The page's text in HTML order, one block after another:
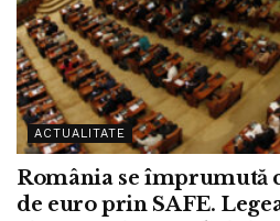
ACTUALITATE
România se împrumută
de euro prin SAFE.